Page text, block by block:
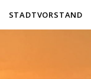
STADTVORSTAND